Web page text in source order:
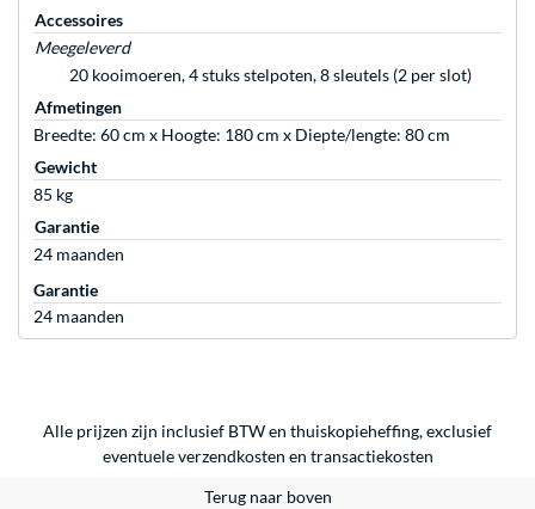
Accessoires
Meegeleverd
20 kooimoeren, 4 stuks stelpoten, 8 sleutels (2 per slot)
Afmetingen
Breedte: 60 cm x Hoogte: 180 cm x Diepte/lengte: 80 cm
Gewicht
85 kg
Garantie
24 maanden
Garantie
24 maanden
Alle prijzen zijn inclusief BTW en thuiskopieheffing, exclusief
eventueleverzendkosten en transactiekosten
Terug naar boven